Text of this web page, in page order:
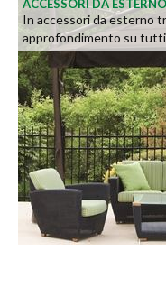
ACCESSORI DA ESTERNO
In accessori da esterno
approfondimento su